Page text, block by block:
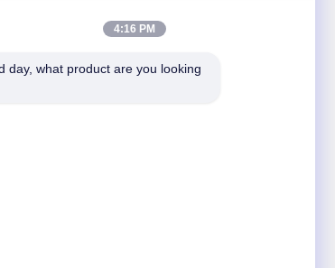
στο ενημερωτικό μας δελτίο για εκπτώσεις και
4:16 PM
day, what product are you looking